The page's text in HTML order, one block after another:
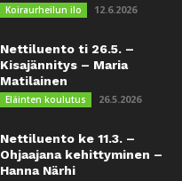
Koiraurheilun ilo 12.6.2026
Nettiluento ti 26.5. –
Kisajännitys – Maria
Matilainen
Eläinten koulutus 26.5.2026
Nettiluento ke 11.3. –
Ohjaajana kehittyminen –
Hanna Närhi